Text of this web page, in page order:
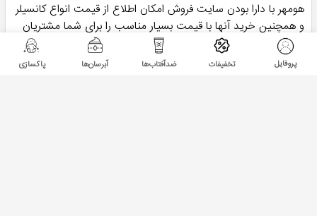
هومهر با دارا بودن سایت فروش امکان اطلاع از قیمت انواع کانسیلر
و همچنین خرید آنها با قیمت بسیار مناسب را برای شما مشتریان
عزیز فراهم نموده است. شما می‌توانید انواع مختلفی از کانسیلر چه
مایع باشد و چه جتمد به صورت مدادی و رژی براحتی از را از
پروفایل تخفیفات ضدآفتاب‌ها آبرسان‌ها پاکسازی